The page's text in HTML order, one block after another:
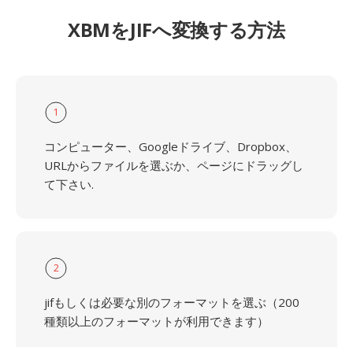
XBMをJIFへ変換する方法
1
コンピューター、Googleドライブ、Dropbox、
URLからファイルを選ぶか、ページにドラッグし
て下さい.
2
jifもしくは必要な別のフォーマットを選ぶ（200
種類以上のフォーマットが利用できます）